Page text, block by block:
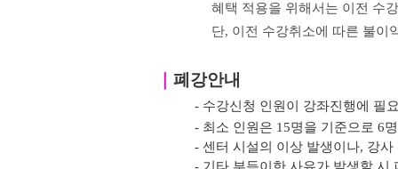
혜택 적용을 위해서는 이전 수
단, 이전 수강취소에 따른 불이
폐강안내
- 수강신청 인원이 강좌진행에 필
- 최소 인원은 15명을 기준으로 6
- 센터 시설의 이상 발생이나, 강